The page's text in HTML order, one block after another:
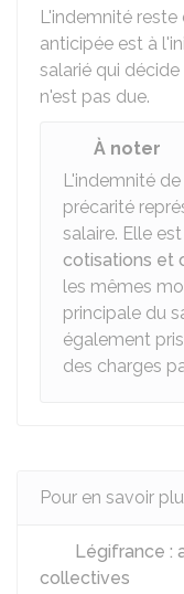
L'indemnité
anticipée est à
salarié qui
n'est pas due.
À noter
L'indemnité
précarité
salaire. Elle
cotisations et
les mêmes
principale du
également
des charges
Pour en savoir
Légifrance :
collectives